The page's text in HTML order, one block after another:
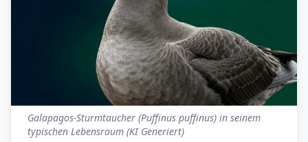
Galapagos-Sturmtaucher (Puffinus puffinus) in seinem
typischen Lebensraum (KI Generiert)